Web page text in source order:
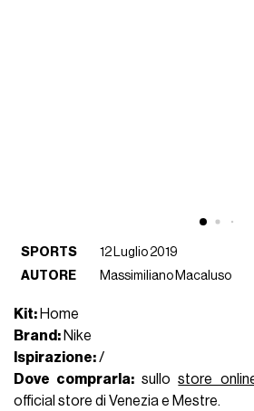
SPORTS
12 Luglio 2019
AUTORE
Massimiliano Macaluso
Kit: Home
Brand: Nike
Ispirazione:/
Dove comprarla: sullostore
official store di Venezia e Mestre.